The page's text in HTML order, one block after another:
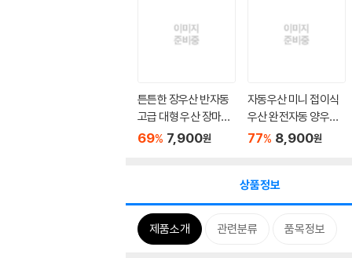
튼튼한 장우산 반자동
고급 대형 우산 장마철
방...
69% 7,900원
자동우산 미니 접이식
우산 완전자동 양우산
양산
77% 8,900원
상품정보
제품소개 관련분류 품목정보